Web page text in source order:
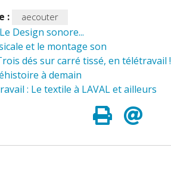
:
aecouter
Design sonore...
et le montage son
dés sur carré tissé, en télétravail !
à demain
: Le textile à LAVAL et ailleurs